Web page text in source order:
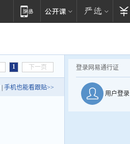
1 下一页
手机也能看跟贴>>
登录网易通行证
用户登录